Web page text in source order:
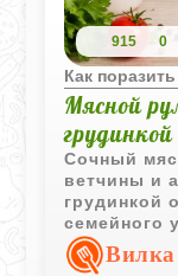
915 0
Как
Мясной
грудинкой
Сочный
ветчины и
грудинкой
семейного
стола. Во
Вилка